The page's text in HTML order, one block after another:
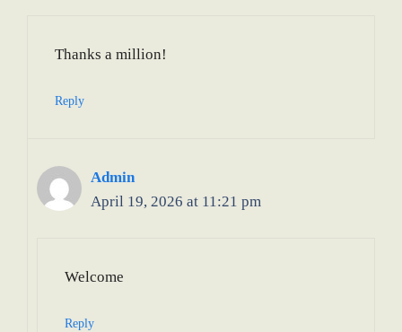
Thanks a million!
Reply
Admin
April 19, 2026 at 11:21 pm
Welcome
Reply